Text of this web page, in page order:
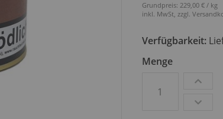
Grundpreis: 229,00 € / kg
inkl. MwSt, zzgl.
Verfügbarkeit:
Menge